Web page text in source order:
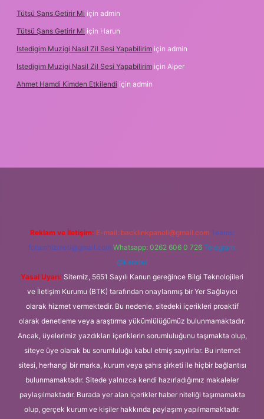
Tütsü Şans Getirir Mi için admin
Tütsü Şans Getirir Mi için Harun
Istedigim Muzigi Nasil Zil Sesi Yapabilirim için admin
Istedigim Muzigi Nasil Zil Sesi Yapabilirim için Alper
Ahmet Hamdi Kimden Etkilendi için admin
Reklam ve İletişim: E-mail: backlinkpaneli@gmail.com Teams:
forumhizmeti@gmail.com Whatsapp: 0262 606 0 726 Telegram:
@karabul
Yasal Uyarı: Sitemiz, 5651 Sayılı Kanun gereğince Bilgi Teknolojileri
ve İletişim Kurumu (BTK) tarafından onaylanmış bir Yer Sağlayıcı
olarak hizmet vermektedir. Bu nedenle, sitedeki içerikleri proaktif
olarak denetleme veya araştırma yükümlülüğümüz bulunmamaktadır.
Ancak, üyelerimiz yazdıkları içeriklerin sorumluluğunu taşımakta olup,
siteye üye olarak bu sorumluluğu kabul etmiş sayılırlar. Bu internet
sitesi, herhangi bir marka, kurum veya şahıs şirketi ile hiçbir bağlantısı
bulunmamaktadır. Sitede yalnızca kendi hazırladığımız makaleler
paylaşılmaktadır. Burada yer alan içerikler haber niteliği taşımamakta
olup, gerçek kurum ve kişiler hakkında paylaşım yapılmamaktadır.